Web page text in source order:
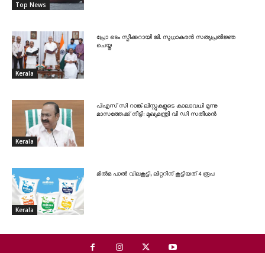
Top News
Kerala
പ്രോ ടെം സ്പീക്കറായി ജി. സുധാകരൻ സത്യപ്രതിജ്ഞ
ചെയ്തു
Kerala
പിഎസ് സി റാങ്ക് ലിസ്റ്റുകളുടെ കാലാവധി മൂന്നു
മാസത്തേക്ക് നീട്ടി: മുഖ്യമന്ത്രി വി ഡി സതീശൻ
Kerala
മിൽമ പാൽ വിലകൂട്ടി; ലിറ്ററിന് കൂട്ടിയത് 4 രൂപ